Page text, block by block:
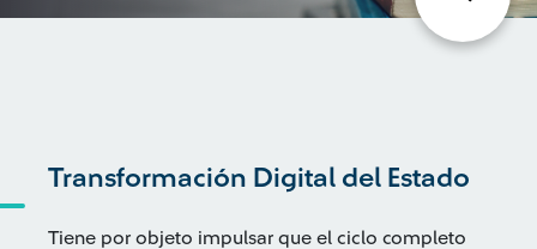
Transformación Digital del Estado
Tiene por objeto impulsar que el ciclo completo